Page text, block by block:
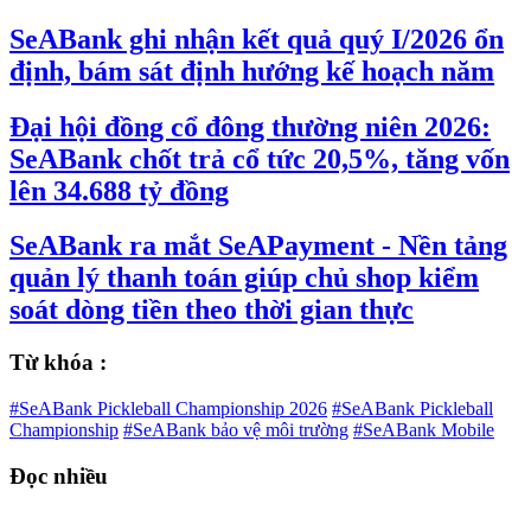
SeABank ghi nhận kết quả quý I/2026 ổn
định, bám sát định hướng kế hoạch năm
Đại hội đồng cổ đông thường niên 2026:
SeABank chốt trả cổ tức 20,5%, tăng vốn
lên 34.688 tỷ đồng
SeABank ra mắt SeAPayment - Nền tảng
quản lý thanh toán giúp chủ shop kiểm
soát dòng tiền theo thời gian thực
Từ khóa :
#SeABank Pickleball Championship 2026 #SeABank Pickleball
Championship #SeABank bảo vệ môi trường #SeABank Mobile
Đọc nhiều